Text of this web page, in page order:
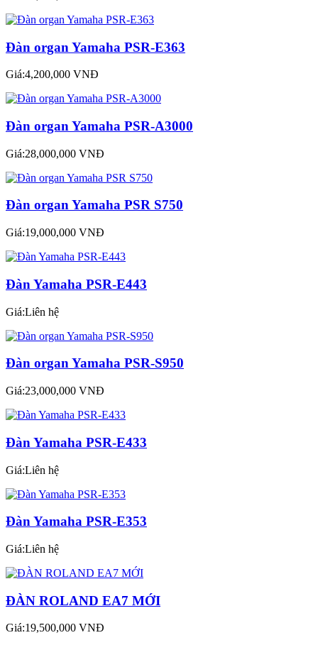
Đàn organ Yamaha PSR-E363
Giá:4,200,000 VNĐ
Đàn organ Yamaha PSR-A3000
Giá:28,000,000 VNĐ
Đàn organ Yamaha PSR S750
Giá:19,000,000 VNĐ
Đàn Yamaha PSR-E443
Giá:Liên hệ
Đàn organ Yamaha PSR-S950
Giá:23,000,000 VNĐ
Đàn Yamaha PSR-E433
Giá:Liên hệ
Đàn Yamaha PSR-E353
Giá:Liên hệ
ĐÀN ROLAND EA7 MỚI
Giá:19,500,000 VNĐ